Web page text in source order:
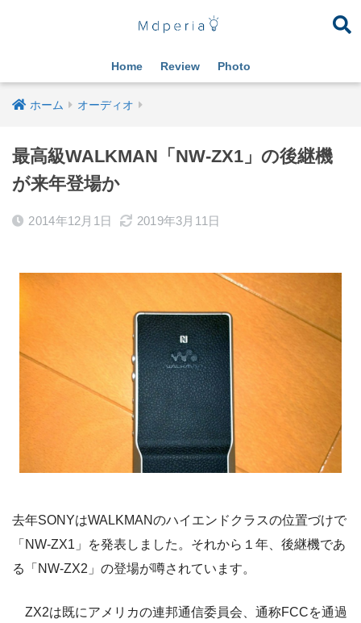
Home Review Photo
ホーム オーディオ
最高級WALKMAN「NW-ZX1」の後継機
が来年登場か
2014年12月1日 2019年3月11日
去年SONYはWALKMANのハイエンドクラスの位置づけで
「NW-ZX1」を発表しました。それから１年、後継機であ
る「NW-ZX2」の登場が噂されています。
ZX2は既にアメリカの連邦通信委員会、通称FCCを通過